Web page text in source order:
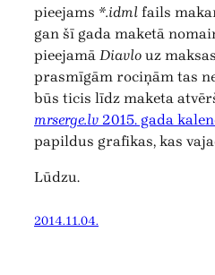
pieejams *.idml fails
gan šī gada maketā
pieejamā Diavlo uz maksas
prasmīgām rociņām tas
būs ticis līdz maketa
mrserge.lv 2015. gada
papildus grafikas, kas
Lūdzu.
2014.11.04.